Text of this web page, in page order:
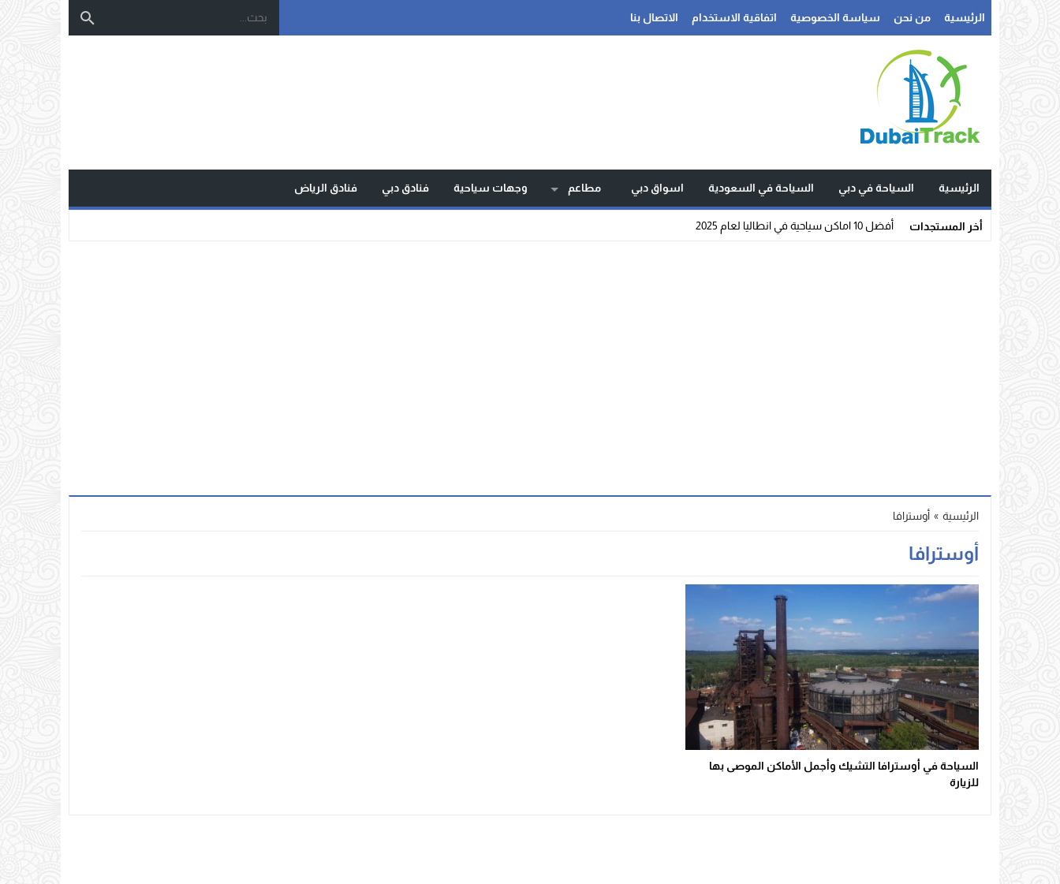
الرئيسية من نحن سياسة الخصوصية اتفاقية الاستخدام الاتصال بنا
الرئيسية السياحة في دبي السياحة في السعودية اسواق دبي مطاعم وجهات سياحية فنادق دبي فنادق الرياض
أخر المستجدات أفضل 10 اماكن سياحية في انطاليا لعام 2025
الرئيسية » أوسترافا
أوسترافا
السياحة في أوسترافا التشيك وأجمل الأماكن الموصى بها
للزيارة